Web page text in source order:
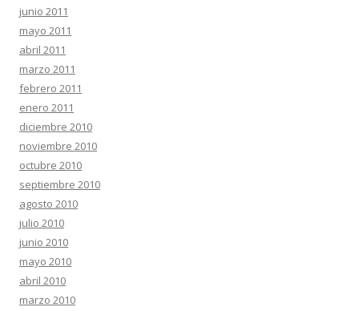
junio 2011
mayo 2011
abril 2011
marzo 2011
febrero 2011
enero 2011
diciembre 2010
noviembre 2010
octubre 2010
septiembre 2010
agosto 2010
julio 2010
junio 2010
mayo 2010
abril 2010
marzo 2010